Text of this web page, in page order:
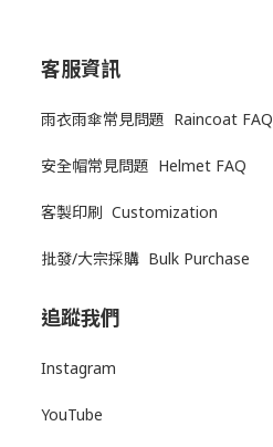
客服資訊
雨衣雨傘常見問題 Raincoat FAQ
安全帽常見問題 Helmet FAQ
客製印刷 Customization
批發/大宗採購 Bulk Purchase
追蹤我們
Instagram
YouTube